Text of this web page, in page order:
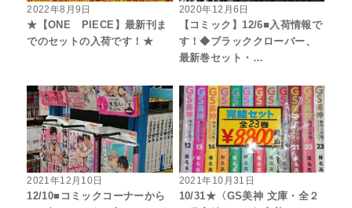
2022年8月9日
★【ONE PIECE】最新刊ま
でのセットの入荷です！★
2020年12月6日
【コミック】12/6■入荷情報で
す！◆ブラッククローバー、
最新巻セット・…
2021年12月10日
12/10■コミックコーナーから
2021年10月31日
10/31★〈GS美神 文庫・全２